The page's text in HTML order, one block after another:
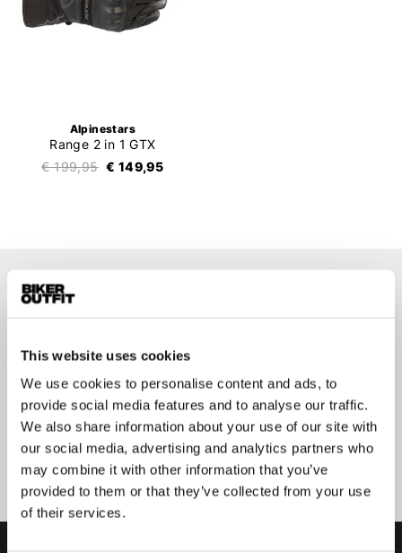
This website uses cookies
We use cookies to personalise content and ads, to
provide social media features and to analyse our traffic.
We also share information about your use of our site with
our social media, advertising and analytics partners who
may combine it with other information that you’ve
provided to them or that they’ve collected from your use
of their services.
Alpinestars
Range 2 in 1 GTX
€ 199,95 € 149,95
Aanmelden